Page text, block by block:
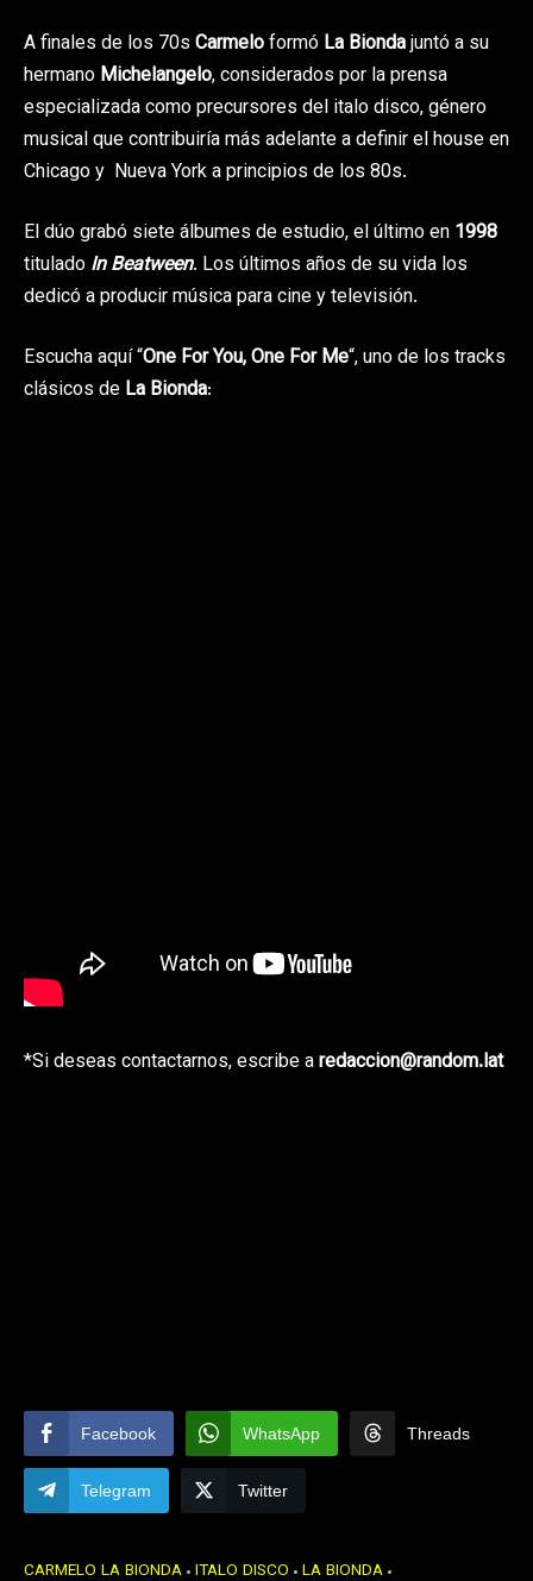
A finales de los 70s Carmeloformó La Biondajuntó a su
hermano Michelangelo, considerados por la prensa
especializada como precursores del italo disco, género
musical que contribuiría más adelante a definir el house en
Chicago y Nueva York a principios de los 80s.
El dúo grabó siete álbumes de estudio, el último en 1998
titulado In Beatween. Los últimos años de su vida los
dedicó a producir música para cine y televisión.
Escucha aquí “One For You, One For Me“, uno de los tracks
clásicos de La Bionda:
*Si deseas contactarnos, escribe aredaccion@random.lat
Facebook WhatsApp Threads
Telegram Twitter
CARMELO LA BIONDA ITALO DISCO LA BIONDA